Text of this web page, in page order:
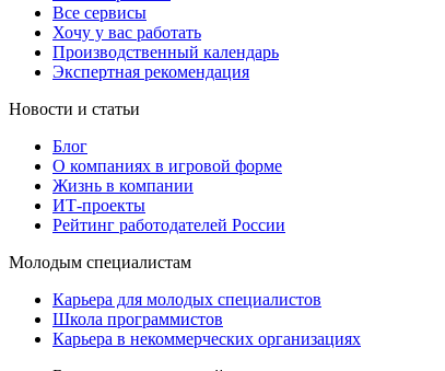
Все сервисы
Хочу у вас работать
Производственный календарь
Экспертная рекомендация
Новости и статьи
Блог
О компаниях в игровой форме
Жизнь в компании
ИТ-проекты
Рейтинг работодателей России
Молодым специалистам
Карьера для молодых специалистов
Школа программистов
Карьера в некоммерческих организациях